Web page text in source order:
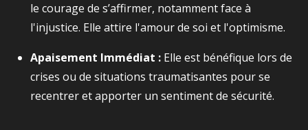
le courage de s’affirmer, notamment face à
l'injustice. Elle attire l'amour de soi et l'optimisme.
Apaisement Immédiat : Elle est bénéfique lors de
crises ou de situations traumatisantes pour se
recentrer et apporter un sentiment de sécurité.